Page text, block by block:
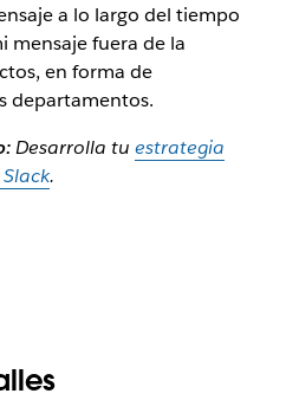
a lo largo del tiempo
mensaje fuera de la
en forma de
departamentos.
Desarrolla tu estrategia
.​​